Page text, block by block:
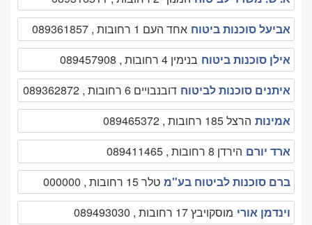
אביעל סוכנות ביטוח אחד העם 1 רחובות , 089361857
אילן סוכנות ביטוח בנימין 4 רחובות , 089457908
איתנים סוכנות לביטוח דובנבויים 6 רחובות , 089362872
אמינות הרצל 185 רחובות , 089465372
ארד יורם הירדן 8 רחובות , 089411465
ברם סוכנות לביטוח בע"מ טלר 15 רחובות , 000000
וינדמן אורי מוסקויבץ 17 רחובות , 089493030